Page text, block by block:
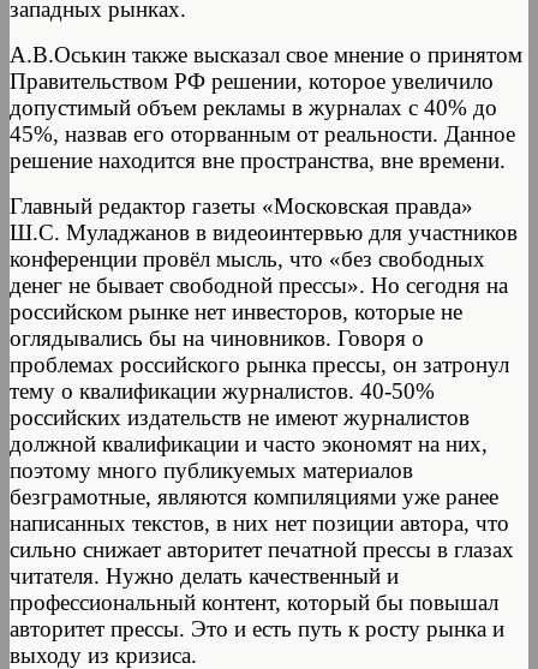
западных рынках.
А.В.Оськин также высказал свое мнение о принятом
Правительством РФ решении, которое увеличило
допустимый объем рекламы в журналах с 40% до
45%, назвав его оторванным от реальности. Данное
решение находится вне пространства, вне времени.
Главный редактор газеты «Московская правда»
Ш.С. Муладжанов в видеоинтервью для участников
конференции провёл мысль, что «без свободных
денег не бывает свободной прессы». Но сегодня на
российском рынке нет инвесторов, которые не
оглядывались бы на чиновников. Говоря о
проблемах российского рынка прессы, он затронул
тему о квалификации журналистов. 40-50%
российских издательств не имеют журналистов
должной квалификации и часто экономят на них,
поэтому много публикуемых материалов
безграмотные, являются компиляциями уже ранее
написанных текстов, в них нет позиции автора, что
сильно снижает авторитет печатной прессы в глазах
читателя. Нужно делать качественный и
профессиональный контент, который бы повышал
авторитет прессы. Это и есть путь к росту рынка и
выходу из кризиса.